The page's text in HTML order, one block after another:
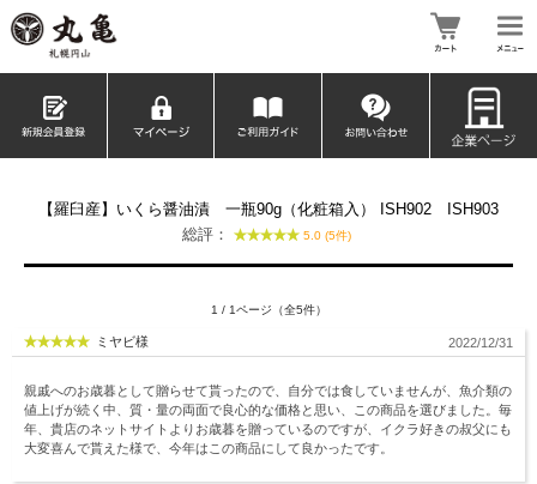
【羅臼産】いくら醤油漬 一瓶90g（化粧箱入） ISH902 ISH903
総評：
5.0 (5件)
1 / 1ページ（全5件）
ミヤビ様 2022/12/31
親戚へのお歳暮として贈らせて貰ったので、自分では食していませんが、魚介類の
値上げが続く中、質・量の両面で良心的な価格と思い、この商品を選びました。毎
年、貴店のネットサイトよりお歳暮を贈っているのですが、イクラ好きの叔父にも
大変喜んで貰えた様で、今年はこの商品にして良かったです。